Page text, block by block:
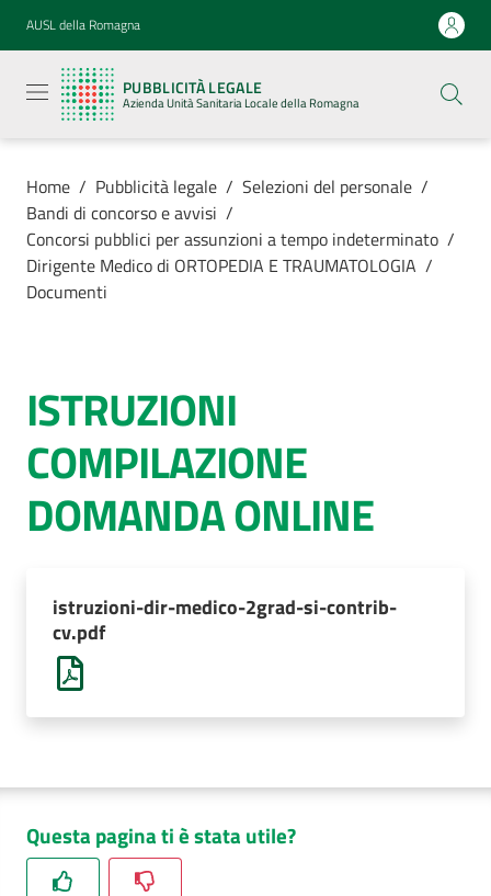
Vai al contenuto
Vai alla navigazione
Vai al footer
AUSL della Romagna
PUBBLICITÀ LEGALE
Azienda Unità Sanitaria Locale della Romagna
legale
Azienda
Unità
Locale della
Azienda
Luoghi di
cura
AUSL
Home / Pubblicità legale / Selezioni del personale /
Bandi di concorso e avvisi /
Concorsi pubblici per assunzioni a tempo indeterminato /
Dirigente Medico di ORTOPEDIA E TRAUMATOLOGIA /
Documenti
ISTRUZIONI
COMPILAZIONE
DOMANDA ONLINE
istruzioni-dir-medico-2grad-si-contrib-
cv.pdf
Questa pagina ti è stata utile?